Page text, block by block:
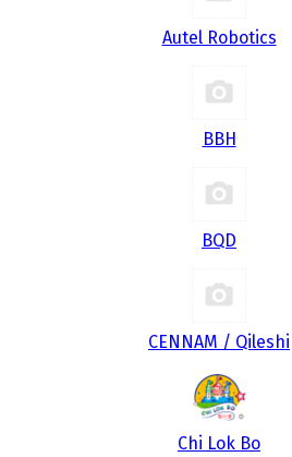
Autel Robotics
BBH
BQD
CENNAM / Qileshi
Chi Lok Bo